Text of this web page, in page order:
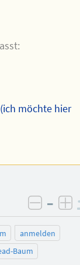
möchte hier
–
anmelden
Baum